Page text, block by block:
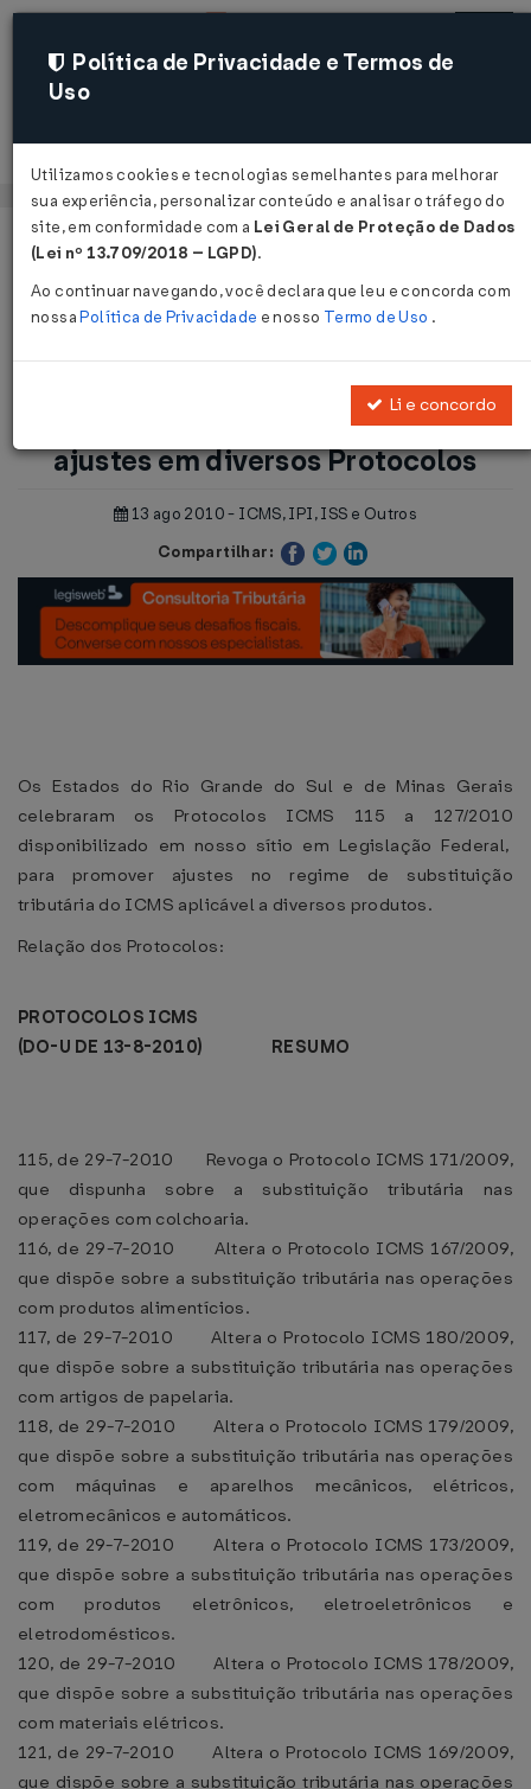
Acessar
Página Inicial
Notícias
...
Voltar
ICMS-ST: MG e RS promovem
ajustes em diversos Protocolos
13 ago 2010 - ICMS, IPI, ISS e Outros
Compartilhar:
Os Estados do Rio Grande do Sul e de Minas Gerais
celebraram os Protocolos ICMS 115 a 127/2010
disponibilizado em nosso sítio em Legislação Federal,
para promover ajustes no regime de substituição
tributária do ICMS aplicável a diversos produtos.
Relação dos Protocolos:
PROTOCOLOS ICMS
(DO-U DE 13-8-2010) RESUMO
115, de 29-7-2010 Revoga o Protocolo ICMS 171/2009,
que dispunha sobre a substituição tributária nas
operações com colchoaria.
116, de 29-7-2010 Altera o Protocolo ICMS 167/2009,
que dispõe sobre a substituição tributária nas operações
com produtos alimentícios.
117, de 29-7-2010 Altera o Protocolo ICMS 180/2009,
que dispõe sobre a substituição tributária nas operações
com artigos de papelaria.
118, de 29-7-2010 Altera o Protocolo ICMS 179/2009,
que dispõe sobre a substituição tributária nas operações
com máquinas e aparelhos mecânicos, elétricos,
eletromecânicos e automáticos.
119, de 29-7-2010 Altera o Protocolo ICMS 173/2009,
que dispõe sobre a substituição tributária nas operações
com produtos eletrônicos, eletroeletrônicos e
eletrodomésticos.
120, de 29-7-2010 Altera o Protocolo ICMS 178/2009,
que dispõe sobre a substituição tributária nas operações
com materiais elétricos.
121, de 29-7-2010 Altera o Protocolo ICMS 169/2009,
que dispõe sobre a substituição tributária nas operações
Política de Privacidade e Termos de
Uso
Utilizamos cookies e tecnologias semelhantes para melhorar
sua experiência, personalizar conteúdo e analisar o tráfego do
site, em conformidade com a Lei Geral de Proteção de Dados
(Lei nº 13.709/2018 – LGPD).
Ao continuar navegando, você declara que leu e concorda com
nossaPolítica de Privacidade e nosso Termo de Uso .
Li e concordo